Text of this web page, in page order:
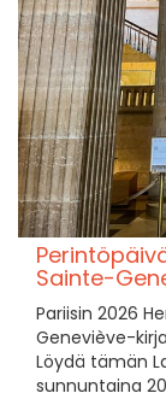
Sainte-
Pariisin 2026
Geneviève-
Löydä tämän
sunnuntaina